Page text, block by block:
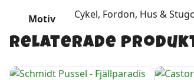
Motiv Cykel, Fordon, Hus &
Relaterade